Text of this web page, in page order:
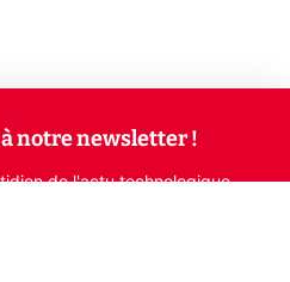
notre newsletter !
de l'actu technologique.